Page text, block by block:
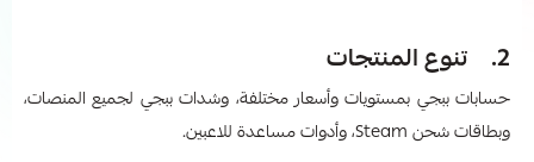
2. تنوع المنتجات
حسابات ببجي بمستويات وأسعار مختلفة، وشدات ببجي لجميع المنصات،
وبطاقات شحن Steam، وأدوات مساعدة للاعبين.